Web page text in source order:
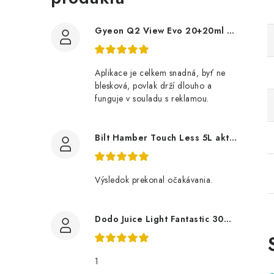
Gyeon Q2 View Evo 20+20ml nanopovlak na okna
Aplikace je celkem snadná, byť ne
blesková, povlak drží dlouho a
funguje v souladu s reklamou.
Bilt Hamber Touch Less 5L aktivní pěna
Výsledok prekonal očakávania.
Dodo Juice Light Fantastic 30ml měkký vosk
1